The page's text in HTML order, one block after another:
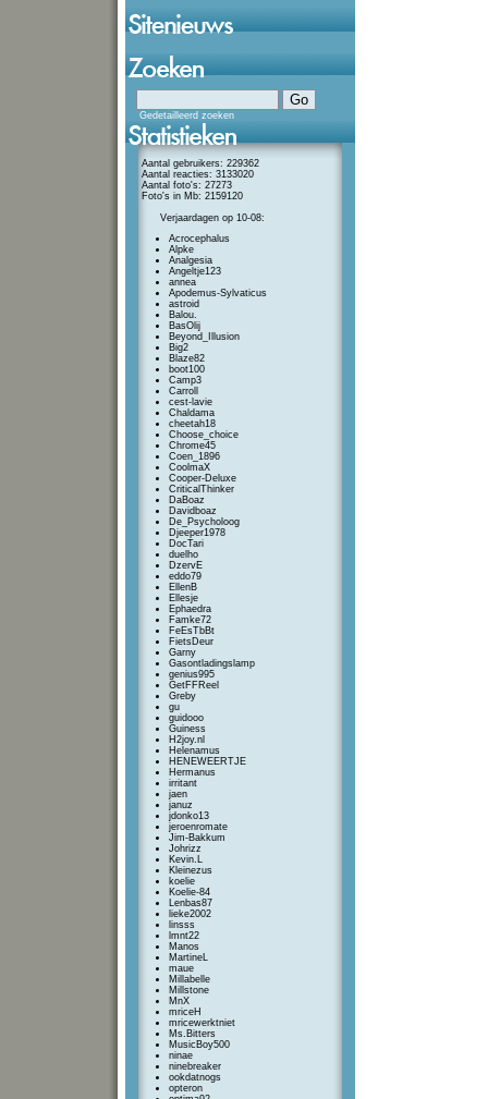
Gedetailleerd zoeken
Aantal gebruikers: 229362
Aantal reacties: 3133020
Aantal foto's: 27273
Foto's in Mb: 2159120
Verjaardagen op 10-08:
Acrocephalus
Alpke
Analgesia
Angeltje123
annea
Apodemus-Sylvaticus
astroid
Balou.
BasOlij
Beyond_Illusion
Big2
Blaze82
boot100
Camp3
Carroll
cest-lavie
Chaldama
cheetah18
Choose_choice
Chrome45
Coen_1896
CoolmaX
Cooper-Deluxe
CriticalThinker
DaBoaz
Davidboaz
De_Psycholoog
Djeeper1978
DocTari
duelho
DzervE
eddo79
EllenB
Ellesje
Ephaedra
Famke72
FeEsTbBt
FietsDeur
Garny
Gasontladingslamp
genius995
GetFFReel
Greby
gu
guidooo
Guiness
H2joy.nl
Helenamus
HENEWEERTJE
Hermanus
irritant
jaen
januz
jdonko13
jeroenromate
Jim-Bakkum
Johrizz
Kevin.L
Kleinezus
koelie
Koelie-84
Lenbas87
lieke2002
linsss
lmnt22
Manos
MartineL
maue
Millabelle
Millstone
MnX
mriceH
mricewerktniet
Ms.Bitters
MusicBoy500
ninae
ninebreaker
ookdatnogs
opteron